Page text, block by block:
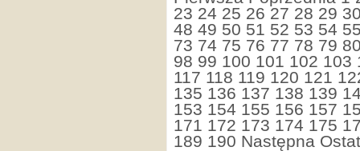
23 24 25 26 27 28 29
48 49 50 51 52 53 54
73 74 75 76 77 78 79
98 99 100 101 102 103
117 118 119 120 121
135 136 137 138 139
153 154 155 156 157
171 172 173 174 175
189 190 Następna